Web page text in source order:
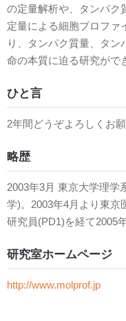
の定量解析や、タンパク
定量による細胞プロファ
り、タンパク質量、タン
命の本質に迫る研究がで
ひと言
2年間どうぞよろしくお
略歴
2003年3月 東京大学理学
学)。2003年4月より東
研究員(PD1)を経て2005
研究室ホームページ
http://www.molprof.jp